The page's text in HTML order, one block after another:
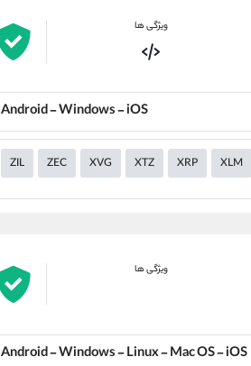
ویژگی ها
Android - Windows - iOS
ZIL ZEC XVG XTZ XRP XLM
ویژگی ها
Android - Windows - Linux - Mac OS - iOS